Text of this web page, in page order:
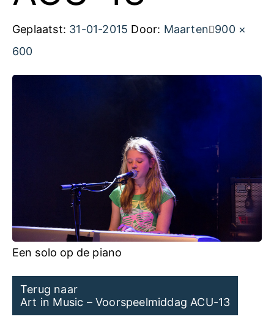
Geplaatst: 31-01-2015 Door: Maarten Volledige
900 ×
600
Een solo op de piano
Post
navigation
Terug naar
Art in Music – Voorspeelmiddag ACU-13